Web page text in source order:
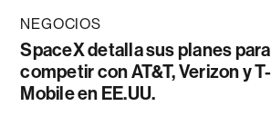
NEGOCIOS
SpaceX detalla sus planes para
competir con AT&T, Verizon y T-
Mobile en EE.UU.